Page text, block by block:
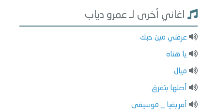
اغاني أخرى لـ عمرو دياب
عرفتي مين حبك
يا هناه
ميال
أصلها بتفرق
أفريقيا _ موسيقى